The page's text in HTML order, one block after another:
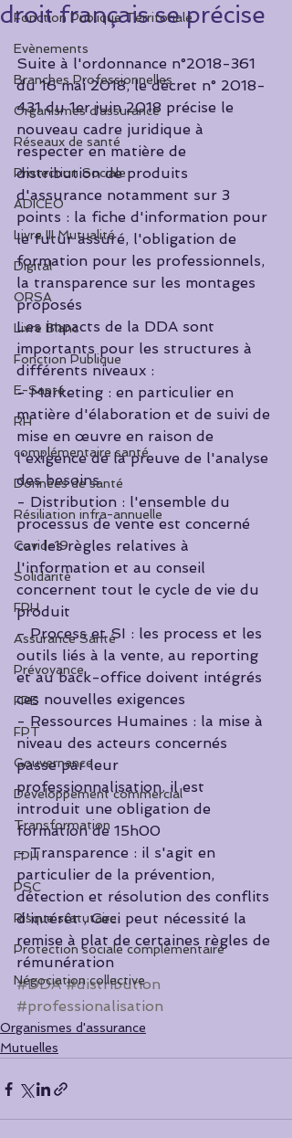
Fonction Publique Territoriale
Evènements
Branches Professionnelles
Organismes d'assurance
Réseaux de santé
Protection Sociale
ADICEO
Livre III Mutualité
Digital
ORSA
Livre Blanc
Fonction Publique
E-Santé
RH
complémentaire santé
Données de santé
Résiliation infra-annuelle
Covid-19
Solidarité
FPH
Assurance Santé
Prévoyance
FPE
FPT
Gouvernance
Développement commercial
Transformation
FPH
PSC
Risque statutaire
Protection sociale complémentaire
Négociation collective
droit français se précise
Suite à l'ordonnance n°2018-361
du 16 mai 2018, le décret n° 2018-
431 du 1er juin 2018 précise le
nouveau cadre juridique à
respecter en matière de
distribution de produits
d'assurance notamment sur 3
points : la fiche d'information pour
le futur assuré, l'obligation de
formation pour les professionnels,
la transparence sur les montages
proposés
Les impacts de la DDA sont
importants pour les structures à
différents niveaux :
- Marketing : en particulier en
matière d'élaboration et de suivi de
mise en œuvre en raison de
l'exigence de la preuve de l'analyse
des besoins
- Distribution : l'ensemble du
processus de vente est concerné
car les règles relatives à
l'information et au conseil
concernent tout le cycle de vie du
produit
- Process et SI : les process et les
outils liés à la vente, au reporting
et au back-office doivent intégrés
ces nouvelles exigences
- Ressources Humaines : la mise à
niveau des acteurs concernés
passe par leur
professionnalisation. il est
introduit une obligation de
formation de 15h00
- Transparence : il s'agit en
particulier de la prévention,
détection et résolution des conflits
d'intérêt , Ceci peut nécessité la
remise à plat de certaines règles de
rémunération
#DDA #distribution
#professionalisation
Organismes d'assurance
Mutuelles